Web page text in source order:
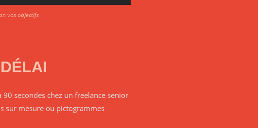
vos objectifs
secondes chez un freelance senior
sur mesure ou pictogrammes